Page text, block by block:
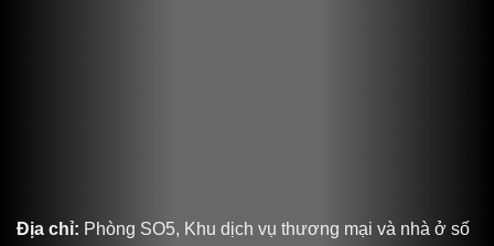
Địa chỉ: Phòng SO5, Khu dịch vụ thương mại và nhà ở số